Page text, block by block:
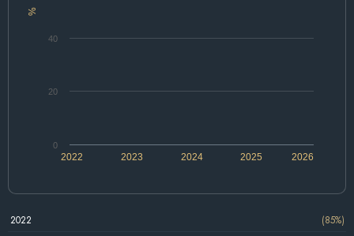
%
2022 2024 2026
2023 2025
0
20
40
2022
(85%)